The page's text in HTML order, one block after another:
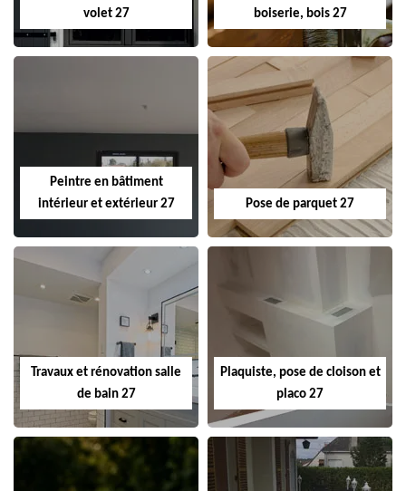
volet 27
boiserie, bois 27
Peintre en bâtiment
intérieur et extérieur 27
Pose de parquet 27
Travaux et rénovation salle
de bain 27
Plaquiste, pose de cloison et
placo 27